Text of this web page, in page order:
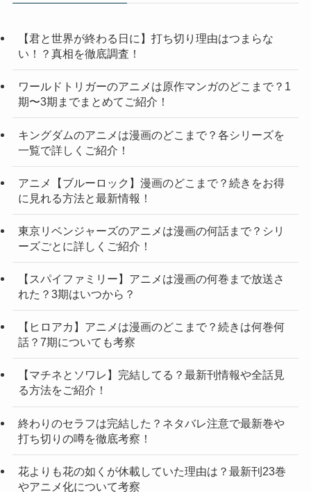
【君と世界が終わる日に】打ち切り理由はつまらな
い！？真相を徹底調査！
ワールドトリガーのアニメは原作マンガのどこまで？1
期〜3期までまとめてご紹介！
キングダムのアニメは漫画のどこまで？各シリーズを
一覧で詳しくご紹介！
アニメ【ブルーロック】漫画のどこまで？続きをお得
に見れる方法と最新情報！
東京リベンジャーズのアニメは漫画の何話まで？シリ
ーズごとに詳しくご紹介！
【スパイファミリー】アニメは漫画の何巻まで放送さ
れた？3期はいつから？
【ヒロアカ】アニメは漫画のどこまで？続きは何巻何
話？7期についても考察
【マチネとソワレ】完結してる？最新刊情報や全話見
る方法をご紹介！
終わりのセラフは完結した？ネタバレ注意で最新巻や
打ち切りの噂を徹底考察！
花よりも花の如くが休載していた理由は？最新刊23巻
やアニメ化について考察